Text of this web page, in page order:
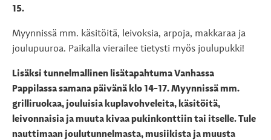
15.
Myynnissä mm. käsitöitä, leivoksia, arpoja, makkaraa ja
joulupuuroa. Paikalla vierailee tietysti myös joulupukki!
Lisäksi tunnelmallinen lisätapahtuma Vanhassa
Pappilassa samana päivänä klo 14-17. Myynnissä mm.
grilliruokaa, jouluisia kuplavohveleita, käsitöitä,
leivonnaisia ja muuta kivaa pukinkonttiin tai itselle. Tule
nauttimaan joulutunnelmasta, musiikista ja muusta